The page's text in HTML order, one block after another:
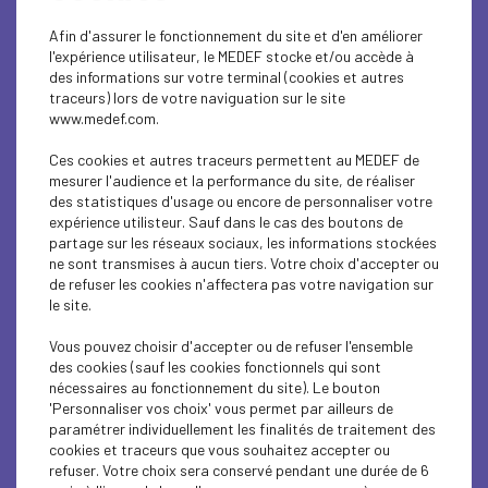
Des stages obligatoires en entreprise pour
tous les proviseurs...
EDUCATION-TRAINING
Taxe d’apprentissage : Soutenez l’ADREE qui
accompagne les jeunes...
EDUCATION-TRAINING
SEE : 10ème édition de l’opération « binômes »
en Anjou
EDUCATION-TRAINING
Dans le Loir-et-Cher, « les boss invitent les
profs »
EDUCATION-TRAINING
Afin d'assurer le fonctionnement du site et d'en améliorer
l'expérience utilisateur, le MEDEF stocke et/ou accède à
des informations sur votre terminal (cookies et autres
traceurs) lors de votre naviguation sur le site
www.medef.com.
Ces cookies et autres traceurs permettent au MEDEF de
mesurer l'audience et la performance du site, de réaliser
des statistiques d'usage ou encore de personnaliser votre
expérience utilisteur. Sauf dans le cas des boutons de
partage sur les réseaux sociaux, les informations stockées
ne sont transmises à aucun tiers. Votre choix d'accepter ou
de refuser les cookies n'affectera pas votre navigation sur
le site.
Vous pouvez choisir d'accepter ou de refuser l'ensemble
des cookies (sauf les cookies fonctionnels qui sont
nécessaires au fonctionnement du site). Le bouton
'Personnaliser vos choix' vous permet par ailleurs de
paramétrer individuellement les finalités de traitement des
cookies et traceurs que vous souhaitez accepter ou
refuser. Votre choix sera conservé pendant une durée de 6